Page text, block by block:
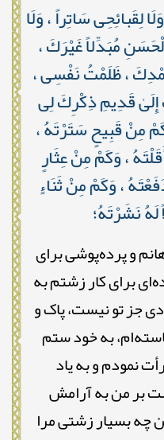
لِقَبائِحِى سَاتِراً ، وَلَا
مُبَدِّلاً غَيْرَكَ ،
، ظَلَمْتُ نَفْسِى ،
قَدِيمِ ذِكْرِكَ لِى
مِنْ قَبِيحٍ سَتَرْتَهُ ،
، وَكَمْ مِنْ عِثَارٍ
، وَكَمْ مِنْ ثَنَاءٍ
نَشَرْتَهُ؛
و پرده‌پوشی برای
برای کار زشتم به
جز تو نیست، پاک و
به خود ستم
نمودم و به یاد
بر من به آرامش
چه بسیار زشتی مرا